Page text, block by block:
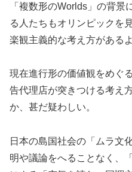
「複数形のWorlds」の背景
る人たちもオリンピックを
楽観主義的な考え方があるよ
現在進行形の価値観をめぐ
告代理店が突きつける考え
か、甚だ疑わしい。
日本の島国社会の「ムラ文
明や議論をへることなく、